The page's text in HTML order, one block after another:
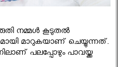
നമ്മള്‍ കൂടുതല്‍
മാറുകയാണ് ചെയ്യുന്നത്.
പലപ്പോഴും പാവയ്ക്ക